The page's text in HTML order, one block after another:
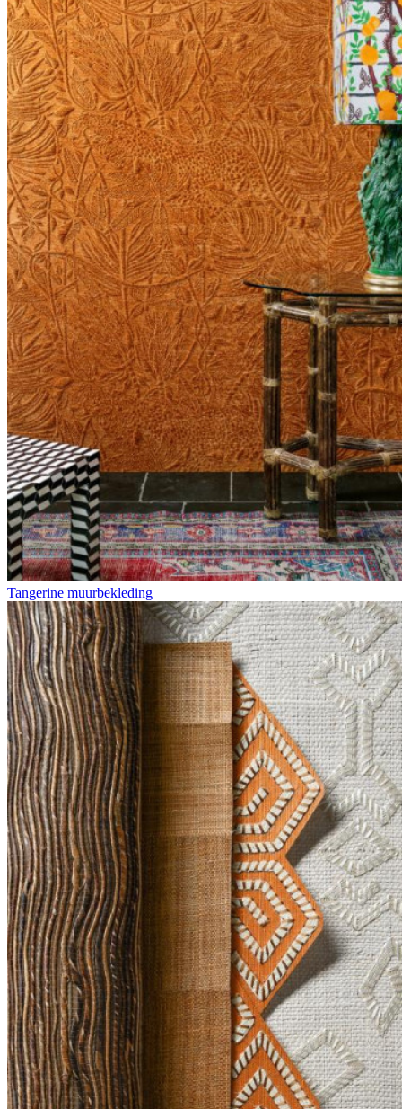
Tangerine muurbekleding